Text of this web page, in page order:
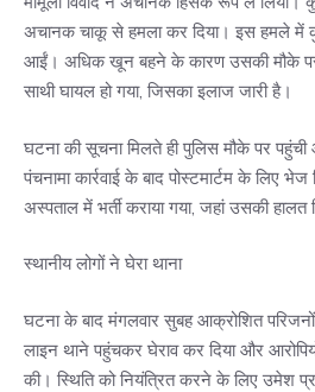
अचानक चाकू से हमला कर दिया। इस हमले में
आईं। अधिक खून बहने के कारण उसकी मौके पर
साथी घायल हो गया, जिसका इलाज जारी है।
घटना की सूचना मिलते ही पुलिस मौके पर
पंचनामा कार्रवाई के बाद पोस्टमार्टम के लिए
अस्पताल में भर्ती कराया गया, जहां उसकी हालत
स्थानीय लोगों ने घेरा थाना
घटना के बाद मंगलवार सुबह आक्रोशित
लाइन थाने पहुंचकर घेराव कर दिया और
की। स्थिति को नियंत्रित करने के लिए उमेश